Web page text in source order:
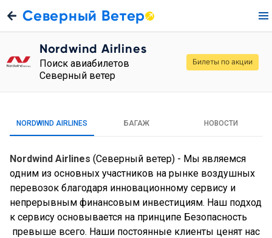
Северный Ветер
Nordwind Airlines
Поиск авиабилетов
Северный ветер
Билеты по акции
NORDWIND AIRLINES БАГАЖ НОВОСТИ
Nordwind Airlines (Северный ветер) - Мы являемся
одним из основных участников на рынке воздушных
перевозок благодаря инновационному сервису и
непрерывным финансовым инвестициям. Наш подход
к сервису основывается на принципе Безопасность
превыше всего. Наши постоянные клиенты ценят нас